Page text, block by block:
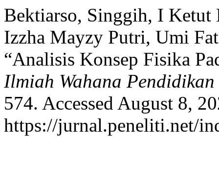
Bektiarso, Singgih, I
Izzha Mayzy Putri, Umi
“Analisis Konsep Fisika
Ilmiah Wahana Pendidikan
574. Accessed August 8,
https://jurnal.peneliti.net/